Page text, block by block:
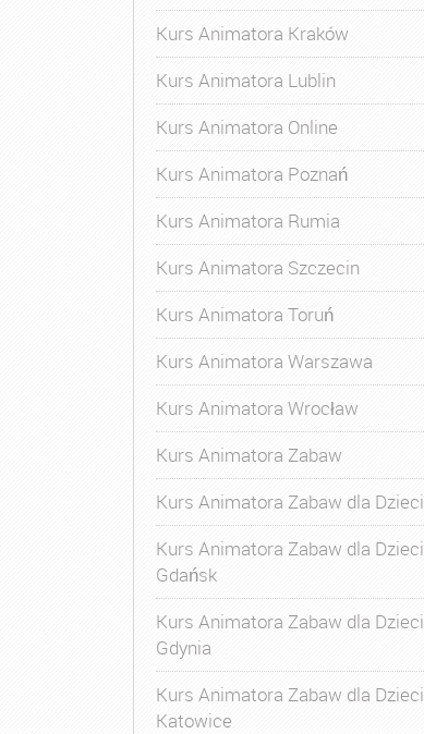
Kurs Animatora Kraków
Kurs Animatora Lublin
Kurs Animatora Online
Kurs Animatora Poznań
Kurs Animatora Rumia
Kurs Animatora Szczecin
Kurs Animatora Toruń
Kurs Animatora Warszawa
Kurs Animatora Wrocław
Kurs Animatora Zabaw
Kurs Animatora Zabaw dla Dzieci
Kurs Animatora Zabaw dla Dzieci
Gdańsk
Kurs Animatora Zabaw dla Dzieci
Gdynia
Kurs Animatora Zabaw dla Dzieci
Katowice